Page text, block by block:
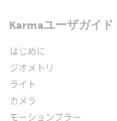
Karmaユーザガイド
はじめに
ジオメトリ
ライト
カメラ
モーションブラー